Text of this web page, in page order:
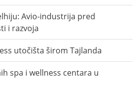
Avio-industrija pred
i razvoja
utočišta širom Tajlanda
spa i wellness centara u